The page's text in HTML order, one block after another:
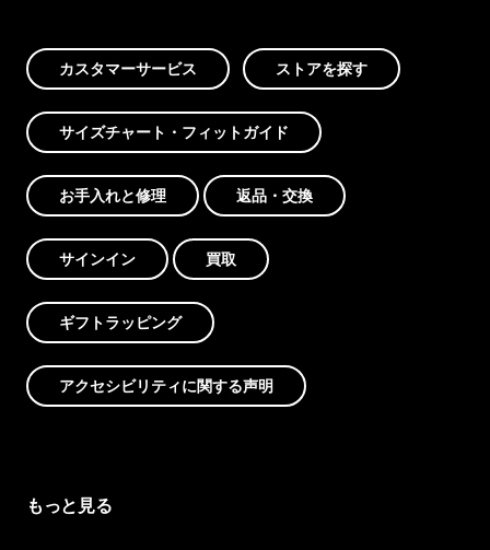
カスタマーサービス ストアを探す
サイズチャート・フィットガイド
お手入れと修理 返品・交換
サインイン 買取
ギフトラッピング
アクセシビリティに関する声明
もっと見る